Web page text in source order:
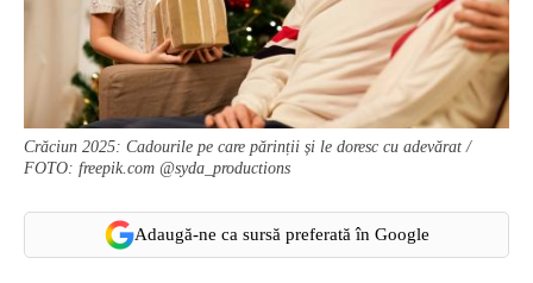
Crăciun 2025: Cadourile pe care părinții și le doresc cu adevărat /
FOTO: freepik.com @syda_productions
Adaugă-ne ca sursă preferată în Google